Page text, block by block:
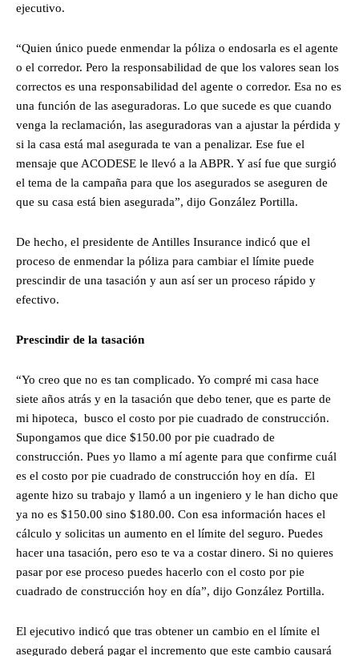
ejecutivo.
“Quien único puede enmendar la póliza o endosarla es el agente
o el corredor. Pero la responsabilidad de que los valores sean los
correctos es una responsabilidad del agente o corredor. Esa no es
una función de las aseguradoras. Lo que sucede es que cuando
venga la reclamación, las aseguradoras van a ajustar la pérdida y
si la casa está mal asegurada te van a penalizar. Ese fue el
mensaje que ACODESE le llevó a la ABPR. Y así fue que surgió
el tema de la campaña para que los asegurados se aseguren de
que su casa está bien asegurada”, dijo González Portilla.
De hecho, el presidente de Antilles Insurance indicó que el
proceso de enmendar la póliza para cambiar el límite puede
prescindir de una tasación y aun así ser un proceso rápido y
efectivo.
Prescindir de la tasación
“Yo creo que no es tan complicado. Yo compré mi casa hace
siete años atrás y en la tasación que debo tener, que es parte de
mi hipoteca, busco el costo por pie cuadrado de construcción.
Supongamos que dice $150.00 por pie cuadrado de
construcción. Pues yo llamo a mí agente para que confirme cuál
es el costo por pie cuadrado de construcción hoy en día. El
agente hizo su trabajo y llamó a un ingeniero y le han dicho que
ya no es $150.00 sino $180.00. Con esa información haces el
cálculo y solicitas un aumento en el límite del seguro. Puedes
hacer una tasación, pero eso te va a costar dinero. Si no quieres
pasar por ese proceso puedes hacerlo con el costo por pie
cuadrado de construcción hoy en día”, dijo González Portilla.
El ejecutivo indicó que tras obtener un cambio en el límite el
asegurado deberá pagar el incremento que este cambio causará